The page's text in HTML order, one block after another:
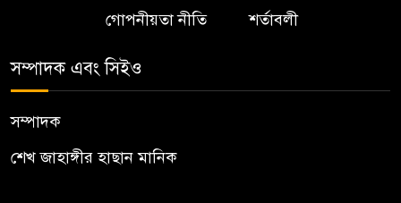
গোপনীয়তা নীতি শর্তাবলী
সম্পাদক এবং সিইও
সম্পাদক
শেখ জাহাঙ্গীর হাছান মানিক